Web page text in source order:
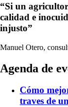
“Si un
calidad e
injusto”
Manuel Otero,
Agenda de
Cómo
traves de